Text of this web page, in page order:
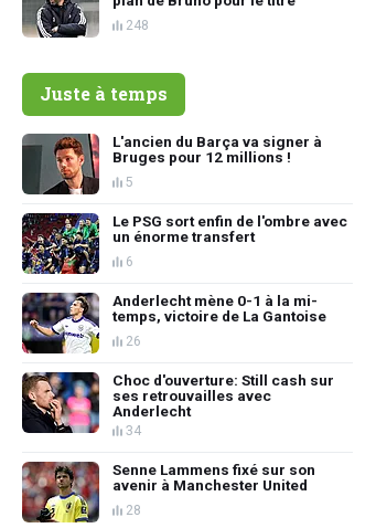
248
Juste à temps
L'ancien du Barça va signer à
Bruges pour 12 millions !
5
Le PSG sort enfin de l'ombre avec
un énorme transfert
6
Anderlecht mène 0-1 à la mi-
temps, victoire de La Gantoise
26
Choc d'ouverture: Still cash sur
ses retrouvailles avec
Anderlecht
34
Senne Lammens fixé sur son
avenir à Manchester United
28